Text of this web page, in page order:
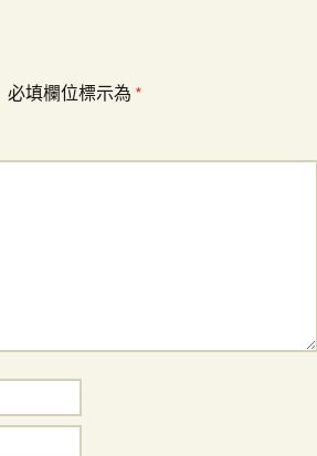
必填欄位標示為 *